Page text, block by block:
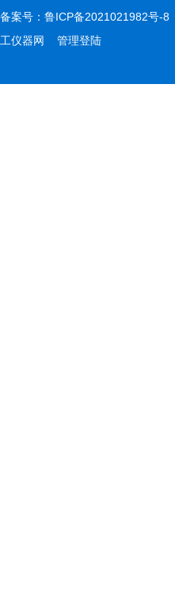
备案号： 鲁ICP备2021021982号-8
工仪器网
管理登陆